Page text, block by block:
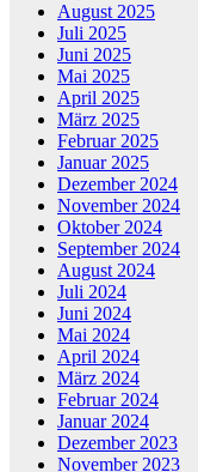
August 2025
Juli 2025
Juni 2025
Mai 2025
April 2025
März 2025
Februar 2025
Januar 2025
Dezember 2024
November 2024
Oktober 2024
September 2024
August 2024
Juli 2024
Juni 2024
Mai 2024
April 2024
März 2024
Februar 2024
Januar 2024
Dezember 2023
November 2023